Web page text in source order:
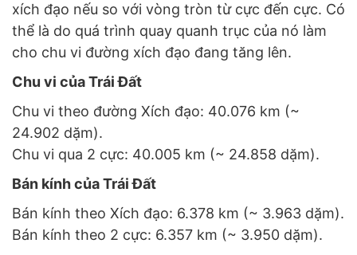
xích đạo nếu so với vòng tròn từ cực đến cực. Có
thể là do quá trình quay quanh trục của nó làm
cho chu vi đường xích đạo đang tăng lên.
Chu vi của Trái Đất
Chu vi theo đường Xích đạo: 40.076 km (~
24.902 dặm).
Chu vi qua 2 cực: 40.005 km (~ 24.858 dặm).
Bán kính của Trái Đất
Bán kính theo Xích đạo: 6.378 km (~ 3.963 dặm).
Bán kính theo 2 cực: 6.357 km (~ 3.950 dặm).